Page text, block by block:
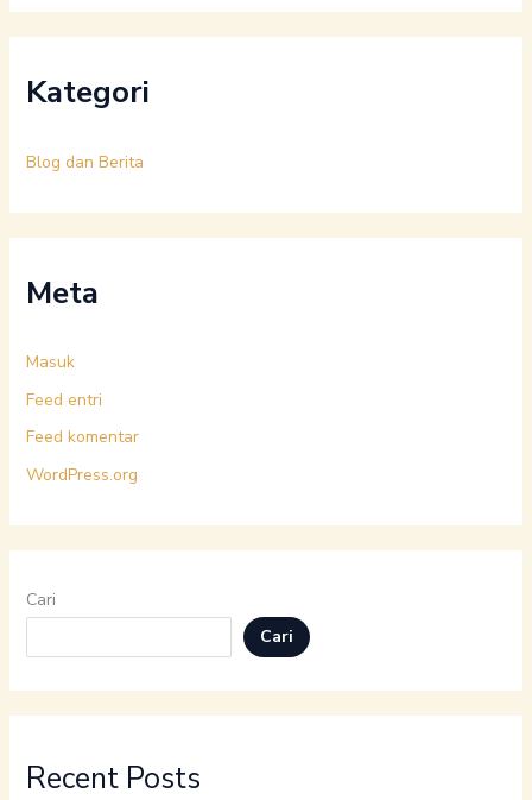
Kategori
Blog dan Berita
Meta
Masuk
Feed entri
Feed komentar
WordPress.org
Cari
Cari
Recent Posts